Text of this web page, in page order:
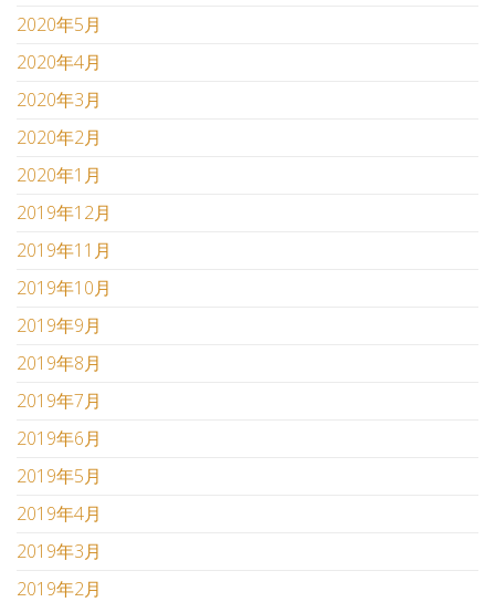
2020年5月
2020年4月
2020年3月
2020年2月
2020年1月
2019年12月
2019年11月
2019年10月
2019年9月
2019年8月
2019年7月
2019年6月
2019年5月
2019年4月
2019年3月
2019年2月